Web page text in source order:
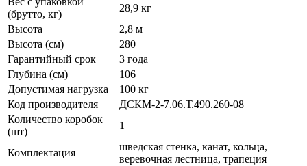
(брутто, кг)
28,9 кг
Высота
2,8 м
Высота (см)
280
Гарантийный срок
3 года
Глубина (см)
106
Допустимая нагрузка
100 кг
Код производителя
ДСКМ-2-7.06.Т.490.260-08
Количество коробок
(шт)
1
Комплектация
шведская стенка, канат, кольца,
веревочная лестница, трапеция